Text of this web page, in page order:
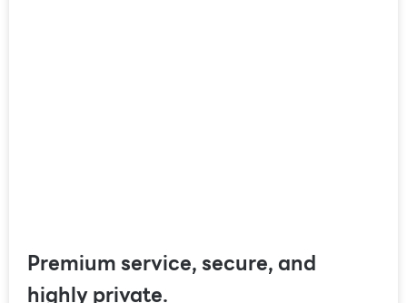
Premium service, secure, and
highly private.